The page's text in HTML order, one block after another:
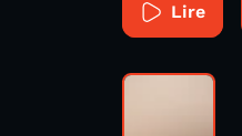
Lire